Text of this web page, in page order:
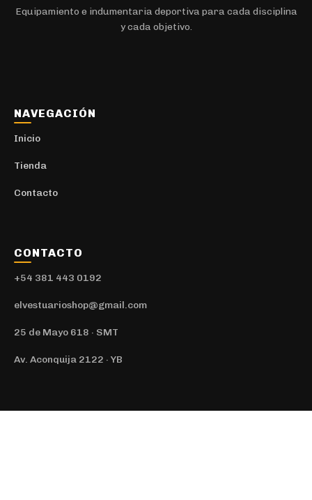
Equipamiento e indumentaria deportiva para cada disciplina
y cada objetivo.
NAVEGACIÓN
Inicio
Tienda
Contacto
CONTACTO
+54 381 443 0192
elvestuarioshop@gmail.com
25 de Mayo 618 · SMT
Av. Aconquija 2122 · YB